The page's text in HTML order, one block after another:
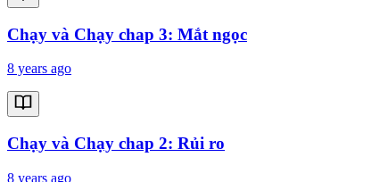
Chạy và Chạy chap 3: Mắt ngọc
8 years ago
Chạy và Chạy chap 2: Rủi ro
8 years ago